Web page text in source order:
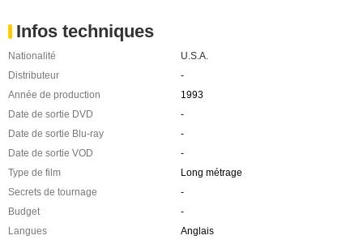
Infos techniques
Nationalité
U.S.A.
Distributeur
-
Année de production
1993
Date de sortie DVD
-
Date de sortie Blu-ray
-
Date de sortie VOD
-
Type de film
Long métrage
Secrets de tournage
-
Budget
-
Langues
Anglais